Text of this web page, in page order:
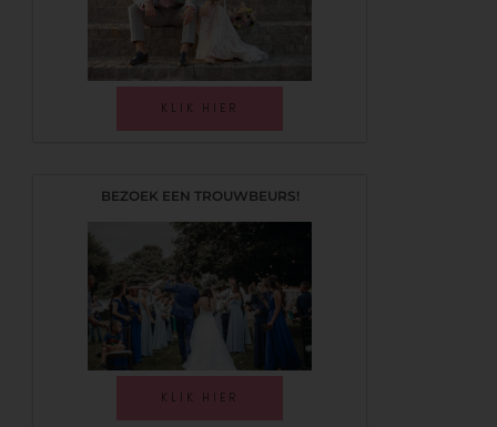
KLIK HIER
BEZOEK EEN TROUWBEURS!
KLIK HIER